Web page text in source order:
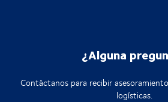
¿Alguna
Contáctanos para recibir
logísticas.